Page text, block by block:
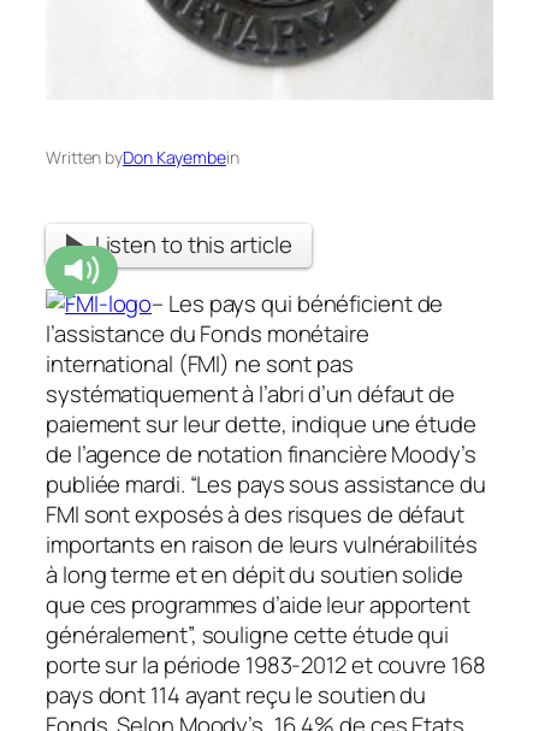
Written byDon Kayembein
Listen to this article
– Les pays qui bénéficient de
l’assistance du Fonds monétaire
international (FMI) ne sont pas
systématiquement à l’abri d’un défaut de
paiement sur leur dette, indique une étude
de l’agence de notation financière Moody’s
publiée mardi. “Les pays sous assistance du
FMI sont exposés à des risques de défaut
importants en raison de leurs vulnérabilités
à long terme et en dépit du soutien solide
que ces programmes d’aide leur apportent
généralement”, souligne cette étude qui
porte sur la période 1983-2012 et couvre 168
pays dont 114 ayant reçu le soutien du